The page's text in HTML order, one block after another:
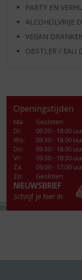
PARTY EN
ALCOHOLVRIJE
VEGAN
OBSTLER / EAU
Openingstijden
Ma:
Gesloten
Di:
09.30 - 18.00
Wo:
09.30 - 18.00
Do:
09.30 - 18.00
Vr:
09.30 - 18.30
Za:
09.00 - 17.00
Zo:
Gesloten
NIEUWSBRIEF
Schrijf je hier in